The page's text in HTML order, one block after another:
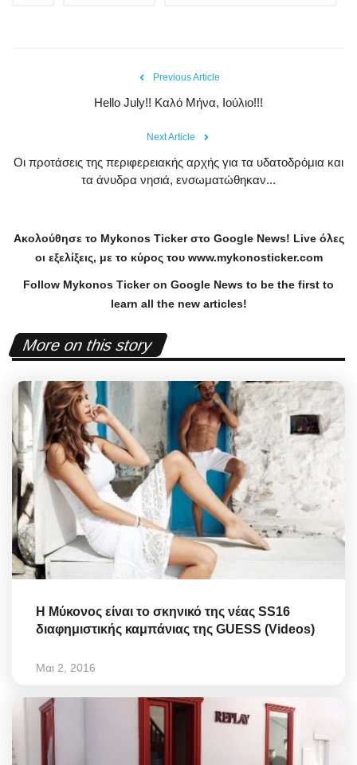
Previous Article
Hello July!! Καλό Μήνα, Ιούλιο!!!
Next Article
Οι προτάσεις της περιφερειακής αρχής για τα υδατοδρόμια και
τα άνυδρα νησιά, ενσωματώθηκαν...
Ακολούθησε το Mykonos Tickerστο Google News! Liveόλες
οι εξελίξεις, με το κύρος του www.mykonosticker.com
Follow Mykonos Ticker on Google News to be the first to
learn all the new articles!
More on this story
H Μύκονος είναι το σκηνικό της νέας SS16
διαφημιστικής καμπάνιας της GUESS (Videos)
Μαι 2, 2016